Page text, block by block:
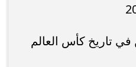
في تاريخ كأس العالم